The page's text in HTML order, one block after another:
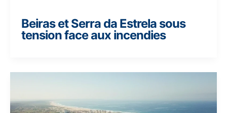
Beiras et Serra da Estrela sous
tension face aux incendies